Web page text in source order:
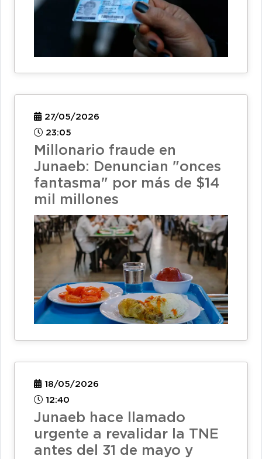
27/05/2026
23:05
Millonario fraude en
Junaeb: Denuncian "onces
fantasma" por más de $14
mil millones
18/05/2026
12:40
Junaeb hace llamado
urgente a revalidar la TNE
antes del 31 de mayo y